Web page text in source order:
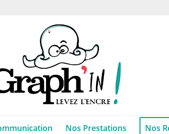
Nos Prestations Nos